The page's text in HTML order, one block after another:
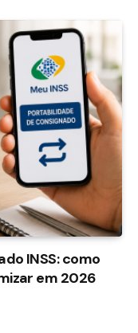
INSS: como
em 2026